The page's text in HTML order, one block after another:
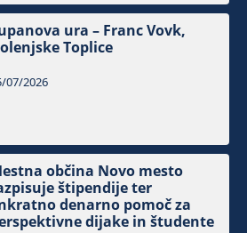
ura – Franc Vovk,
Toplice
07/2026
občina Novo mesto
štipendije ter
denarno pomoč za
dijake in študente